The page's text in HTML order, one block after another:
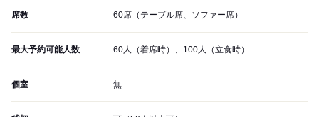
席数 60席（テーブル席、ソファー席）
最大予約可能人数 60人（着席時）、100人（立食時）
個室 無